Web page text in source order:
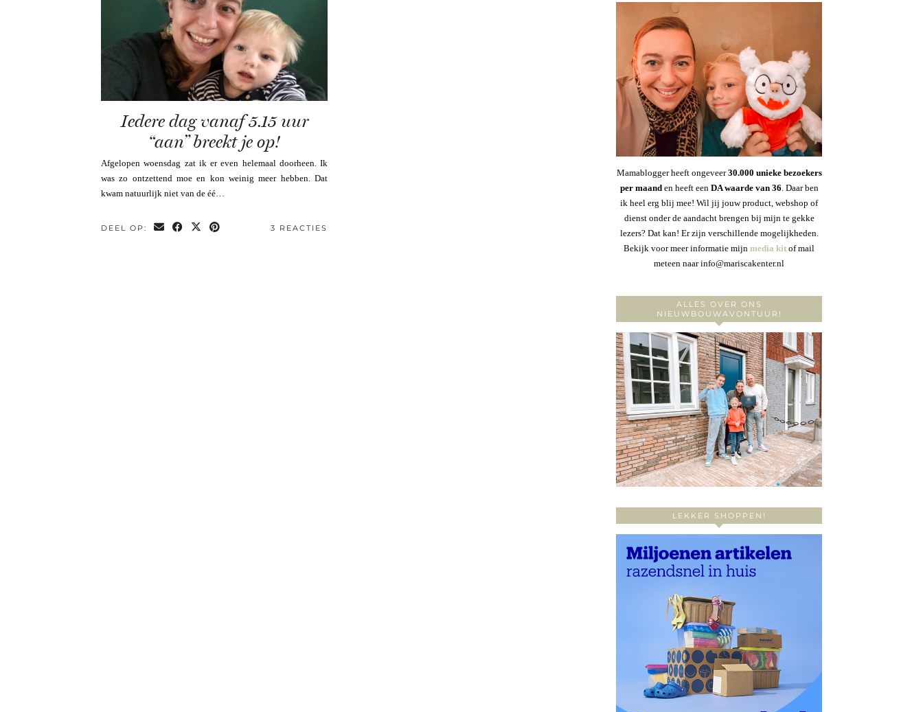
Iedere dag vanaf 5.15 uur
“aan” breekt je op!
Afgelopen woensdag zat ik er even helemaal doorheen. Ik
was zo ontzettend moe en kon weinig meer hebben. Dat
kwam natuurlijk niet van de éé…
DEEL OP: 3 REACTIES
Mamablogger heeft ongeveer30.000 unieke bezoekers
per maanden heeft een DA waarde van 36. Daar ben
ik heel erg blij mee! Wil jij jouw product, webshop of
dienst onder de aandacht brengen bij mijn te gekke
lezers? Dat kan! Er zijn verschillende mogelijkheden.
Bekijk voor meer informatie mijn media kit of mail
meteen naar info@mariscakenter.nl
ALLES OVER ONS
NIEUWBOUWAVONTUUR!
LEKKER SHOPPEN!